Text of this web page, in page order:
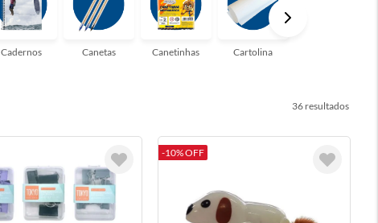
Cadernos Canetas Canetinhas Cartolina
36
-10% OFF